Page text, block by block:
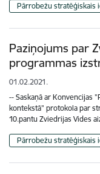
Pārrobežu stratēģiskais
Paziņojums par
programmas
01.02.2021.
-- Saskaņā ar Konvencijas
kontekstā" protokola par
10.pantu Zviedrijas Vides
Pārrobežu stratēģiskais